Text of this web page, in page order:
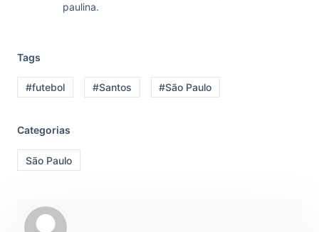
paulina.
Tags
#futebol #Santos #São Paulo
Categorias
São Paulo